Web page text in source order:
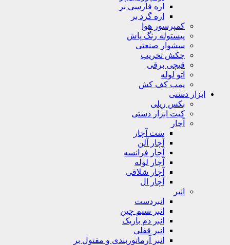
اره فارسی بر
اره گرد بر
کمپرسور هوا
پیستوله رنگ پاش
سشوار صنعتی
چکش تخریب
قیچی برقی
اتو لوله
پمپ کف کش
ابزار دستی
بکس ریلی
کیت ابزار دستی
آچار
ست آچار
آچار آلن
آچار فرانسه
آچار لوله
آچار شلاقی
آچار ال
انبر
انبردست
انبر سیم چین
انبر دم باریک
انبر قفلی
انبر آرماتوربندی و مفتول بر